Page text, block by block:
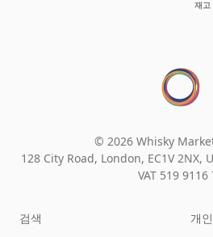
재고
© 2026 Whisky
128 City Road, London, EC1V 2NX,
VAT 519 9116
검색 개